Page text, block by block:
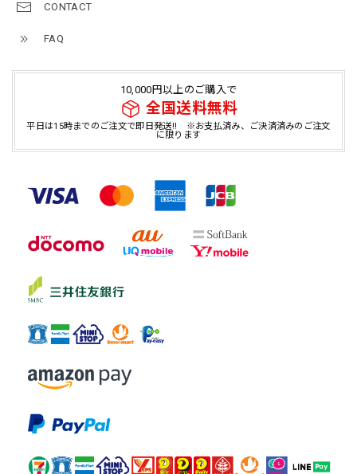
CONTACT
FAQ
10,000円以上のご購入で
全国送料無料
平日は15時までのご注文で即日発送!! ※お支払済み、ご決済済みのご注文
に限ります